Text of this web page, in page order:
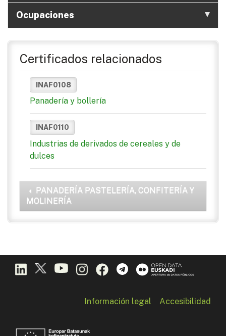
Ocupaciones
Certificados relacionados
INAF0108
Panadería y bollería
INAF0110
Industrias de derivados de cereales y de
dulces
PANADERÍA PASTELERÍA, CONFITERÍA Y
MOLINERÍA
Información legal Accesibilidad